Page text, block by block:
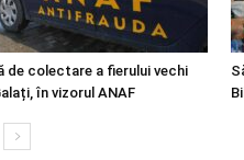
de colectare a fierului vechi
în vizorul ANAF